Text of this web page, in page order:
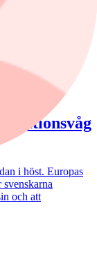
juli. Nu poserar
för att lura
i höst. Europas
och att